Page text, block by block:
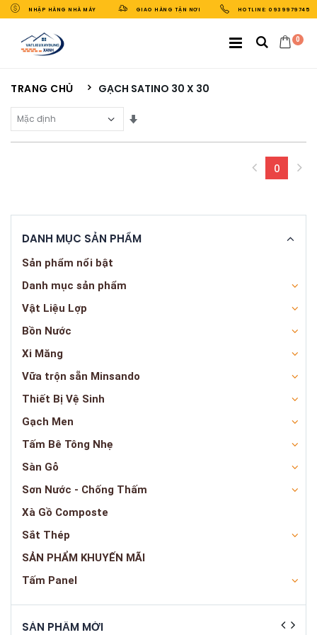
NHẬP HÀNG NHÀ MÁY GIAO HÀNG TẬN NƠI HOTLINE: 0939979745
0
TRANG CHỦ GẠCH SATINO 30 X 30
Sắp Xếp Theo
0
DANH MỤC SẢN PHẨM
Sản phẩm nổi bật
Danh mục sản phẩm
Vật Liệu Lợp
Bồn Nước
Xi Măng
Vữa trộn sẵn Minsando
Thiết Bị Vệ Sinh
Gạch Men
Tấm Bê Tông Nhẹ
Sàn Gỗ
Sơn Nước - Chống Thấm
Xà Gồ Composte
Sắt Thép
SẢN PHẨM KHUYẾN MÃI
Tấm Panel
SẢN PHẨM MỚI